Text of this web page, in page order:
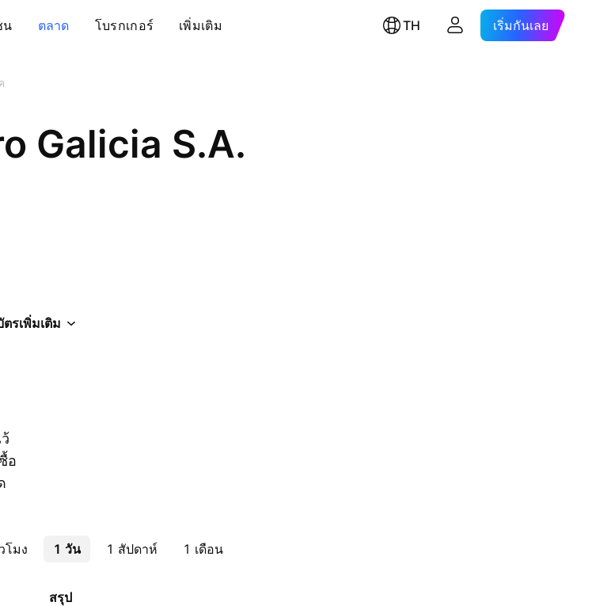
น ตลาด โบรกเกอร์ เพิ่มเติม TH เริ่มกันเลย
Galicia S.A.
ตรเพิ่มเติม
อ
โมง 1 วัน 1 สัปดาห์ 1 เดือน
สรุป